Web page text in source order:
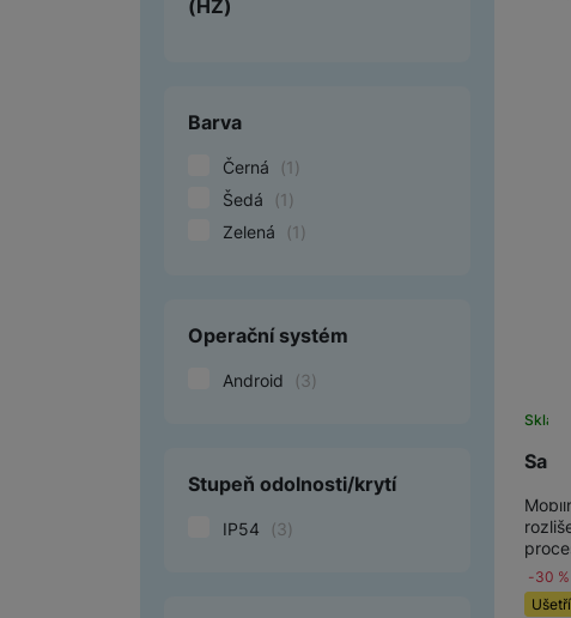
(HZ)
Barva
Černá (1 )
Šedá
(1 )
Zelená
(1 )
Operační systém
Android (3)
Stupeň odolnosti/krytí
IP54 (3)
-30 %